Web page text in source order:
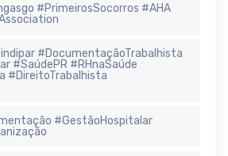
#PrimeirosSocorros #AHA
#DocumentaçãoTrabalhista
#SaúdePR #RHnaSaúde
#DireitoTrabalhista
#GestãoHospitalar